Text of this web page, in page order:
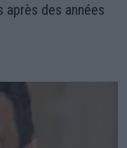
après des années